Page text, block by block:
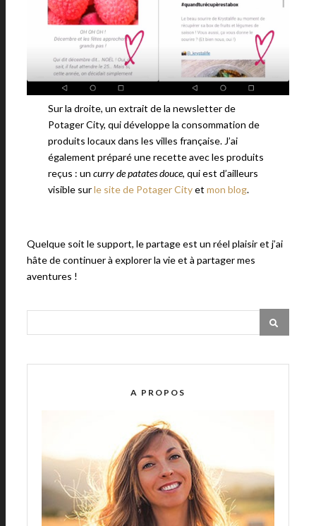
Sur la droite, un extrait de la newsletter de
Potager City, qui développe la consommation de
produits locaux dans les villes française. J’ai
également préparé une recette avec les produits
reçus : un curry de patates douce, qui est d’ailleurs
visible surle site de Potager Cityet mon blog.
Quelque soit le support, le partage est un réel plaisir et j’ai
hâte de continuer à explorer la vie et à partager mes
aventures !
A PROPOS